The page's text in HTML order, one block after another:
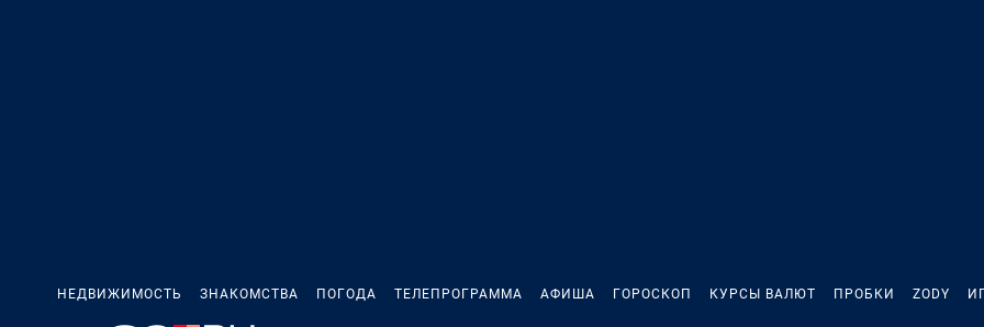
НЕДВИЖИМОСТЬ ЗНАКОМСТВА ПОГОДА ТЕЛЕПРОГРАММА АФИША ГОРОСКОП КУРСЫ ВАЛЮТ ПРОБКИ ZODY